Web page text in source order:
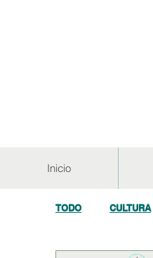
Inicio
TODO CULTURA